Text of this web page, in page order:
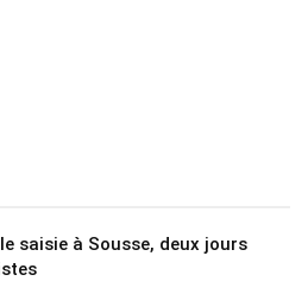
saisie à Sousse, deux jours